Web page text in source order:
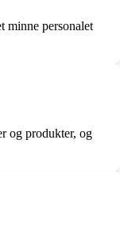
minne personalet
og produkter, og